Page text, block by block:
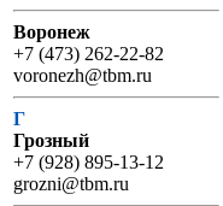
Воронеж
+7 (473) 262-22-82
voronezh@tbm.ru
Г
Грозный
+7 (928) 895-13-12
grozni@tbm.ru